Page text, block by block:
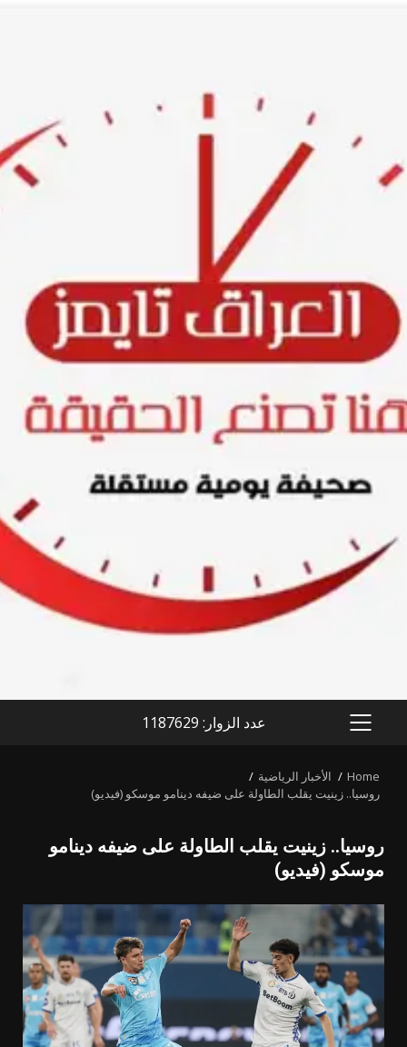
PRIMARY
عدد الزوار: 1187629
Home
الأخبار الرياضية
روسيا.. زينيت يقلب الطاولة على ضيفه دينامو موسكو (فيديو)
روسيا.. زينيت يقلب الطاولة على ضيفه دينامو
موسكو (فيديو)